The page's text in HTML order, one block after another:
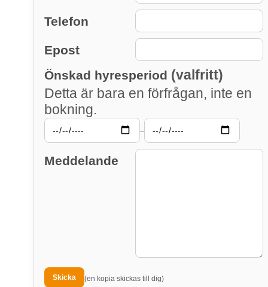
Telefon
Epost
Önskad hyresperiod (valfritt)
Detta är bara en förfrågan, inte en
bokning.
–
Meddelande
(en kopia skickas till dig)